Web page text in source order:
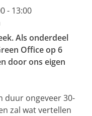
- 13:00
Als onderdeel
Office op 6
door ons eigen
duur ongeveer 30-
zal wat vertellen